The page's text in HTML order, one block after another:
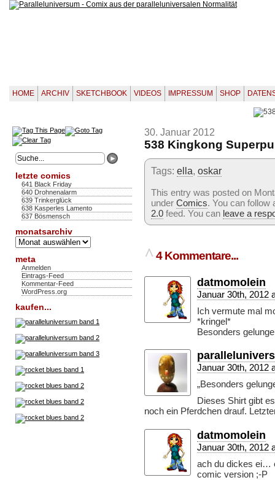
HOME ARCHIV SKETCHBOOK VIDEOS IMPRESSUM SHOP
letzte comics
641 Black Friday
640 Drohnenalarm
639 Trinkerglück
638 Kasperles Lamento
637 Bösmensch
monatsarchiv
Monatsarchiv
meta
Anmelden
Eintrags-Feed
Kommentar-Feed
WordPress.org
kaufen...
30. Januar 2012
538 Kingkong
Tags: ella, oskar
This entry was posted on
under Comics. You can
2.0 feed. You can leave a
^ 4 Kommentare...
datmomolein
Januar 30th, 2012
Ich vermute mal
*kringel*
Besonders
Januar 30th, 2012
„Besonders
Dieses Shirt gibt
noch ein Pferdchen drauf.
datmomolein
Januar 30th, 2012
ach du dickes ei…
comic version ;-P